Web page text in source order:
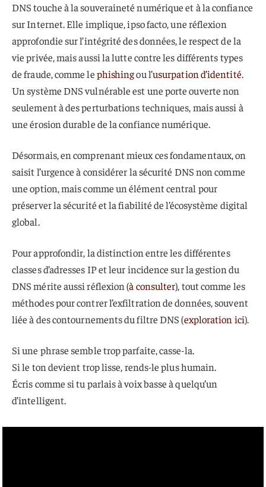
DNS touche à la souveraineté numérique et à la confiance
sur Internet. Elle implique, ipso facto, une réflexion
approfondie sur l’intégrité des données, le respect de la
vie privée, mais aussi la lutte contre les différents types
de fraude, comme lephishingou l’usurpation d’identité.
Un système DNS vulnérable est une porte ouverte non
seulement à des perturbations techniques, mais aussi à
une érosion durable de la confiance numérique.
Désormais, en comprenant mieux ces fondamentaux, on
saisit l’urgence à considérer la sécurité DNS non comme
une option, mais comme un élément central pour
préserver la sécurité et la fiabilité de l’écosystème digital
global.
Pour approfondir, la distinction entre les différentes
classes d’adresses IP et leur incidence sur la gestion du
DNS mérite aussi réflexion (à consulter), tout comme les
méthodes pour contrer l’exfiltration de données, souvent
liée à des contournements du filtre DNS (exploration ici).
Si une phrase semble trop parfaite, casse-la.
Si le ton devient trop lisse, rends-le plus humain.
Écris comme si tu parlais à voix basse à quelqu’un
d’intelligent.